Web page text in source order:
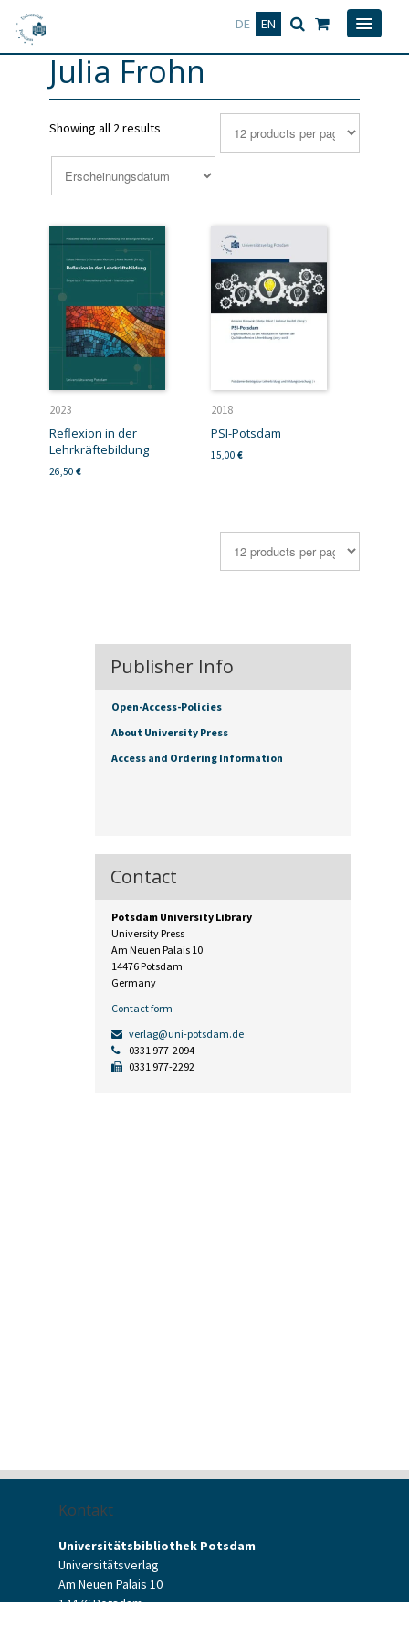
DE EN
Deutsch
Julia Frohn
Showing all 2 results
2023
Reflexion in der
Lehrkräftebildung
26,50 €
2018
PSI-Potsdam
15,00 €
Publisher Info
Open-Access-Policies
About University Press
Access and Ordering Information
Contact
Potsdam University Library
University Press
Am Neuen Palais 10
14476 Potsdam
Germany
Contact form
verlag@uni-potsdam.de
0331 977-2094
0331 977-2292
Kontakt
Universitätsbibliothek Potsdam
Universitätsverlag
Am Neuen Palais 10
14476 Potsdam